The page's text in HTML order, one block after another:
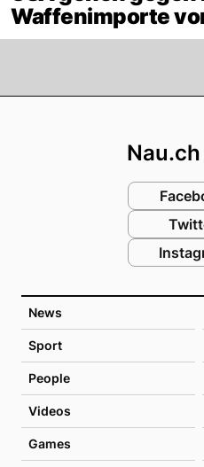
Waffenimporte
News
Sport
People
Videos
Games